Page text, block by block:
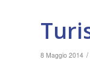
8 Maggio 2014 /